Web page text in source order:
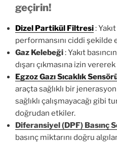
geçirin!
Dizel Partikül Filtresi:
performansını ciddi şekilde
Gaz Kelebeği: Yakıt
dışarı çıkmasına izin
Egzoz Gazı Sıcaklık
araçta sağlıklı bir
sağlıklı çalışmayacağı gibi
doğrudan etkiler.
Diferansiyel (DPF) Basınç
basınç miktarını doğru